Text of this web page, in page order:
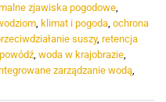
zjawiska pogodowe
klimat i pogoda ochrona
suszy, retencja
woda w krajobrazie
zarządzanie wodą